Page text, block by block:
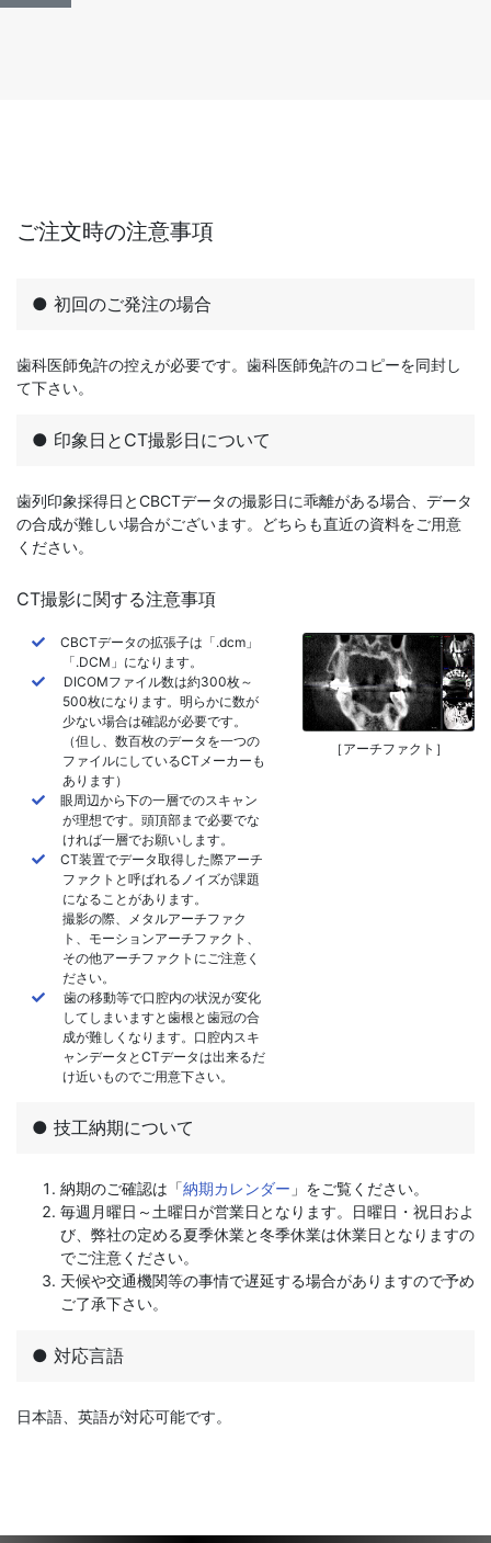
ご注文時の注意事項
● 初回のご発注の場合
歯科医師免許の控えが必要です。歯科医師免許のコピーを同封し
て下さい。
● 印象日とCT撮影日について
歯列印象採得日とCBCTデータの撮影日に乖離がある場合、データ
の合成が難しい場合がございます。どちらも直近の資料をご用意
ください。
CT撮影に関する注意事項
CBCTデータの拡張子は「.dcm」
「.DCM」になります。
DICOMファイル数は約300枚～
500枚になります。明らかに数が
少ない場合は確認が必要です。
（但し、数百枚のデータを一つの
ファイルにしているCTメーカーも
あります）
眼周辺から下の一層でのスキャン
が理想です。頭頂部まで必要でな
ければ一層でお願いします。
CT装置でデータ取得した際アーチ
ファクトと呼ばれるノイズが課題
になることがあります。
撮影の際、メタルアーチファク
ト、モーションアーチファクト、
その他アーチファクトにご注意く
ださい。
歯の移動等で口腔内の状況が変化
してしまいますと歯根と歯冠の合
成が難しくなります。口腔内スキ
ャンデータとCTデータは出来るだ
け近いものでご用意下さい。
［アーチファクト］
● 技工納期について
納期のご確認は「納期カレンダー 」をご覧ください。
毎週月曜日～土曜日が営業日となります。日曜日・祝日およ
び、弊社の定める夏季休業と冬季休業は休業日となりますの
でご注意ください。
天候や交通機関等の事情で遅延する場合がありますので予め
ご了承下さい。
● 対応言語
日本語、英語が対応可能です。